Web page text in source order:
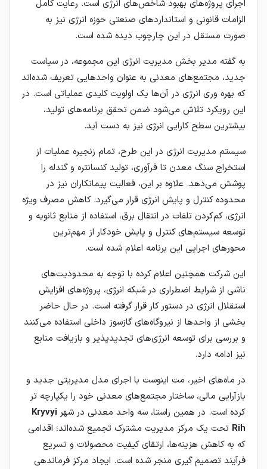
اجرای پروژه‌های بهبود شاخص‌های انرژی است. رعایت کامل
الزامات قانونی و استانداردهای صنعتی حوزه انرژی نیز به‌
صورت مستقل در این چارچوب دیده شده است.
به گفته مدیر بخش مدیریت انرژی این مجموعه، در سیاست
جدید، مجتمع‌های معدنی به عنوان واحدهایی تعریف شده‌اند
که بهره‌ وری انرژی در آن‌ها یک اولویت کلیدی عملیاتی است. در
این رویکرد تلاش می‌شود ضمن تحقق برنامه‌های تولید،
بیشترین سطح کارایی انرژی نیز به دست آید.
سیستم مدیریت انرژی در این طرح، تمام زنجیره عملیات از
استخراج سنگ معدن تا فرآوری، تولید کنسانتره و گندله را
پوشش می‌دهد. علاوه بر این، فعالیت پیمانکاران نیز در
محدوده کنترل و پایش انرژی قرار می‌گیرد. کاهش مصرف ویژه
انرژی، کم‌کردن تلفات در انتقال برق، استفاده از منابع ثانویه و
توسعه سیستم‌های کنترل و پایش خودکار از مهم‌ترین
محورهای اجرایی این برنامه اعلام شده است.
این شرکت همچنین اعلام کرده با توجه به محدودیت‌های
ناشی از شرایط اضطراری در شبکه انرژی، پروژه‌های افزایش
استقلال انرژی در دستور کار قرار گرفته است. در حال حاضر
بخشی از واحدها از نیروگاه‌های گازسوز داخلی استفاده می‌کنند
و بررسی برای توسعه انرژی‌های تجدیدپذیر و بازیافت منابع
نیز ادامه دارد.
در ماه‌های اخیر، مت‌ اینوست با اجرای مدل مدیریتی جدید و
بازآرایی مالی، ساختار مجتمع‌های معدنی خود را یکپارچه‌ تر
کرده است. در همین راستا، سه واحد معدنی در شهر Kryvyi
Rih تحت یک مرکز مدیریت مشترک تجمیع شده‌اند؛ اقدامی
که به کاهش هزینه‌ها، ارتقای کیفیت محصولات و تسریع
فرآیند تصمیم‌ گیری منجر شده است. ایجاد مرکز فرماندهی